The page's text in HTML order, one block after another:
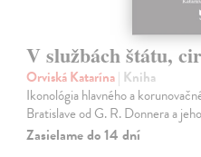
V službách štátu,
Orviská Katarína| Kniha
Ikonológia hlavného a
Bratislave od G. R. Donnera a
Zasielame do 14 dní